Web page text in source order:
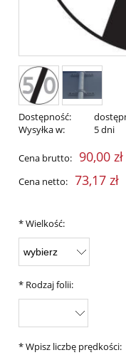
Dostępność:
Wysyłka w:
5 dni
Cena brutto: 90,00 zł
Cena netto: 73,17 zł
*Wielkość:
* Rodzaj folii:
*Wpisz liczbę prędkości: